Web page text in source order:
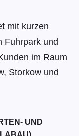
mit kurzen
Fuhrpark und
im Raum
Storkow und
UND